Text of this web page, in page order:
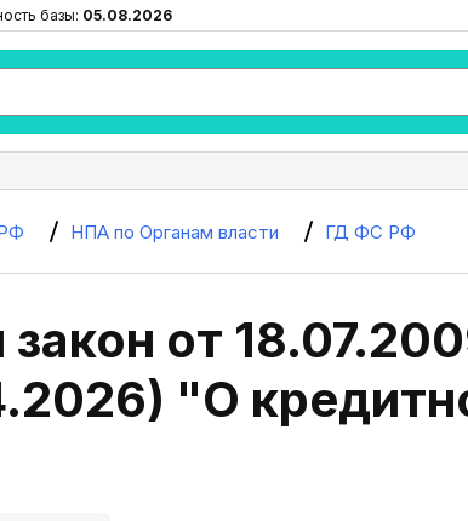
базы: 05.08.2026
НПА по Органам власти ГД ФС РФ
от
"О